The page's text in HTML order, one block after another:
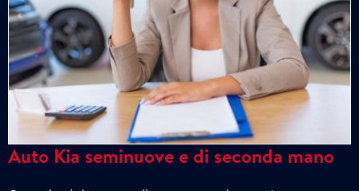
Auto Kia seminuove e di seconda mano